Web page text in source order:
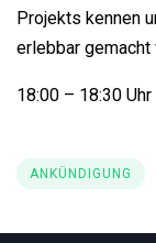
Projekts kennen
erlebbar gemacht
18:00 – 18:30 Uhr
ANKÜNDIGUNG